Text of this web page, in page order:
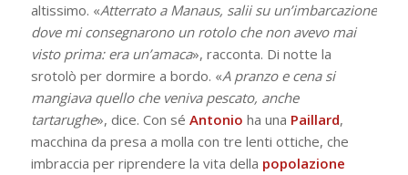
altissimo. «Atterrato a Manaus, salii su un’imbarcazione
dove mi consegnarono un rotolo che non avevo mai
visto prima: era un’amaca», racconta. Di notte la
srotolò per dormire a bordo. «A pranzo e cena si
mangiava quello che veniva pescato, anche
tartarughe», dice. Con sé Antonio ha una Paillard,
macchina da presa a molla con tre lenti ottiche, che
imbraccia per riprendere la vita della popolazione